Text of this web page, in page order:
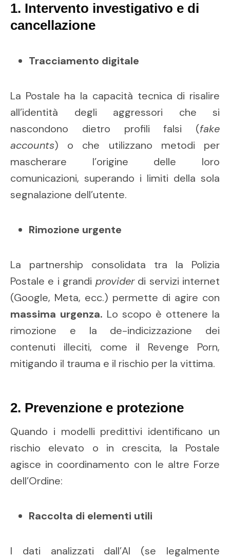
1. Intervento investigativo e di
cancellazione
Tracciamento digitale
La Postale ha la capacità tecnica di risalire
all’identità degli aggressori che si
nascondono dietro profili falsi (fake
accounts) o che utilizzano metodi per
mascherare l’origine delle loro
comunicazioni, superando i limiti della sola
segnalazione dell’utente.
Rimozione urgente
La partnership consolidata tra la Polizia
Postale e i grandi providerdi servizi internet
(Google, Meta, ecc.) permette di agire con
massima urgenza. Lo scopo è ottenere la
rimozione e la de-indicizzazione dei
contenuti illeciti, come il Revenge Porn,
mitigando il trauma e il rischio per la vittima.
2. Prevenzione e protezione
Quando i modelli predittivi identificano un
rischio elevato o in crescita, la Postale
agisce in coordinamento con le altre Forze
dell’Ordine:
Raccolta di elementi utili
I dati analizzati dall’AI (se legalmente